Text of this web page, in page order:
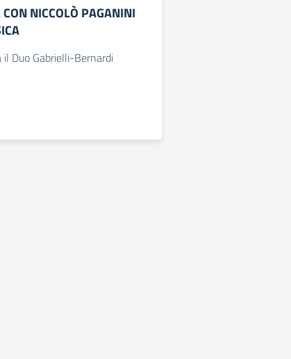
NICCOLÒ PAGANINI
Duo Gabrielli-Bernardi